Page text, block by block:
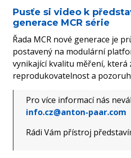
Pusťe si video k
generace MCR série
Řada MCR nové generace je
postavený na modulární
vynikající kvalitu měření, která
reprodukovatelnost a
Pro více informací nás
info.cz@anton-paar.com
Rádi Vám přístroj